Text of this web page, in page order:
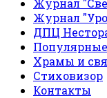
Журнал
Журнал
ДПЦ
Храмы и
Стиховизор
Контакты